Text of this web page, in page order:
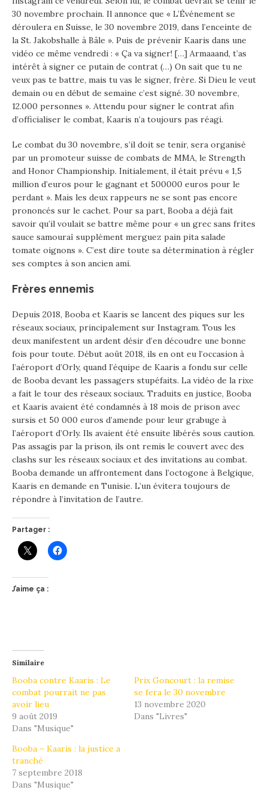
30 novembre prochain. Il annonce que « L’Événement se
déroulera en Suisse, le 30 novembre 2019, dans l’enceinte de
la St. Jakobshalle à Bâle ». Puis de prévenir Kaaris dans une
vidéo ce même vendredi : « Ça va signer! […] Armaaand, t’as
intérêt à signer ce putain de contrat (…) On sait que tu ne
veux pas te battre, mais tu vas le signer, frère. Si Dieu le veut
demain ou en début de semaine c’est signé. 30 novembre,
12.000 personnes ». Attendu pour signer le contrat afin
d’officialiser le combat, Kaaris n’a toujours pas réagi.
Le combat du 30 novembre, s’il doit se tenir, sera organisé
par un promoteur suisse de combats de MMA, le Strength
and Honor Championship. Initialement, il était prévu « 1,5
million d’euros pour le gagnant et 500000 euros pour le
perdant ». Mais les deux rappeurs ne se sont pas encore
prononcés sur le cachet. Pour sa part, Booba a déjà fait
savoir qu’il voulait se battre même pour « un grec sans frites
sauce samouraï supplément merguez pain pita salade
tomate oignons ». C’est dire toute sa détermination à régler
ses comptes à son ancien ami.
Frères ennemis
Depuis 2018, Booba et Kaaris se lancent des piques sur les
réseaux sociaux, principalement sur Instagram. Tous les
deux manifestent un ardent désir d’en découdre une bonne
fois pour toute. Début août 2018, ils en ont eu l’occasion à
l’aéroport d’Orly, quand l’équipe de Kaaris a fondu sur celle
de Booba devant les passagers stupéfaits. La vidéo de la rixe
a fait le tour des réseaux sociaux. Traduits en justice, Booba
et Kaaris avaient été condamnés à 18 mois de prison avec
sursis et 50 000 euros d’amende pour leur grabuge à
l’aéroport d’Orly. Ils avaient été ensuite libérés sous caution.
Pas assagis par la prison, ils ont remis le couvert avec des
clashs sur les réseaux sociaux et des invitations au combat.
Booba demande un affrontement dans l’octogone à Belgique,
Kaaris en demande en Tunisie. L’un évitera toujours de
répondre à l’invitation de l’autre.
Partager :
J’aime ça :
Similaire
Booba contre Kaaris : Le
combat pourrait ne pas
avoir lieu
9 août 2019
Dans "Musique"
Prix Goncourt : la remise
se fera le 30 novembre
13 novembre 2020
Dans "Livres"
Booba – Kaaris : la justice a
tranché
7 septembre 2018
Dans "Musique"